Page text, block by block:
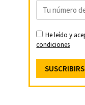
He leído y
condiciones